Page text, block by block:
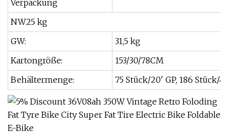
Verpackung
NW25 kg
GW:
31,5 kg
Kartongröße:
153/30/78CM
Behältermenge:
75 Stück/20' GP, 186 Stück/